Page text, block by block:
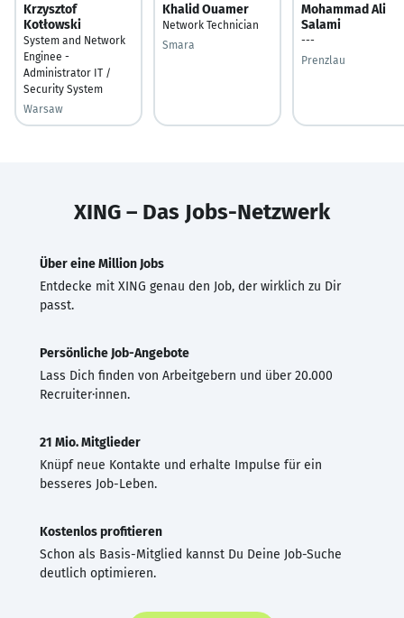
Krzysztof
Kotłowski
System and Network
Enginee -
Administrator IT /
Security System
Warsaw
Khalid Ouamer
Network Technician
Smara
Mohammad Ali
Salami
---
Prenzlau
XING – Das Jobs-Netzwerk
Über eine Million Jobs
Entdecke mit XING genau den Job, der wirklich zu Dir
passt.
Persönliche Job-Angebote
Lass Dich finden von Arbeitgebern und über 20.000
Recruiter·innen.
21 Mio. Mitglieder
Knüpf neue Kontakte und erhalte Impulse für ein
besseres Job-Leben.
Kostenlos profitieren
Schon als Basis-Mitglied kannst Du Deine Job-Suche
deutlich optimieren.